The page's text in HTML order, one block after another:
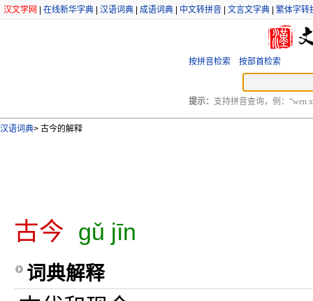
汉文学网 在线新华字典 汉语词典 成语词典 中文转拼音 文言文字典 繁体字转
按拼音检索 按部首检索
提示： 支持拼音查询，例：“wen
汉语词典> 古今的解释
古今 gǔ jīn
词典解释